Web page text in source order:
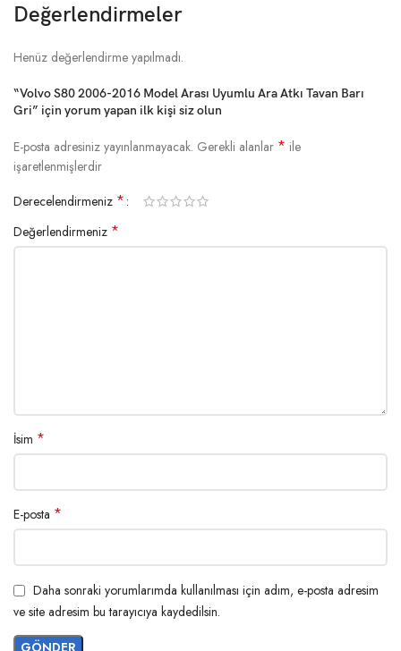
Değerlendirmeler
Henüz değerlendirme yapılmadı.
“Volvo S80 2006-2016 Model Arası Uyumlu Ara Atkı Tavan Barı
Gri” için yorum yapan ilk kişi siz olun
E-posta adresiniz yayınlanmayacak. Gerekli alanlar * ile
işaretlenmişlerdir
Derecelendirmeniz *
Değerlendirmeniz *
İsim *
E-posta *
Daha sonraki yorumlarımda kullanılması için adım, e-posta adresim
ve site adresim bu tarayıcıya kaydedilsin.